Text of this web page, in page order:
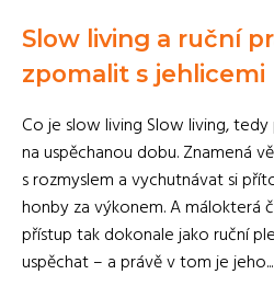
Slow living a ruční
zpomalit s jehlicemi
Co je slow living Slow living,
na uspěchanou dobu. Znamená
s rozmyslem a vychutnávat si
honby za výkonem. A málokterá
přístup tak dokonale jako ruční
uspěchat – a právě v tom je jeho...